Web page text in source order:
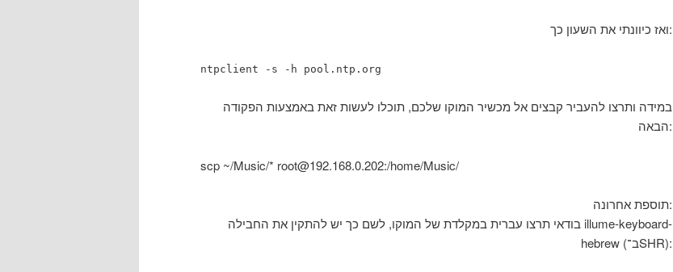
ואז כיוונתי את השעון כך:
ntpclient -s -h pool.ntp.org
במידה ותרצו להעביר קבצים אל מכשיר המוקו שלכם, תוכלו לעשות זאת באמצעות הפקודה
הבאה:
scp ~/Music/* root@192.168.0.202:/home/Music/
תוספת אחרונה:
בודאי תרצו עברית במקלדת של המוקו, לשם כך יש להתקין את החבילה illume-keyboard-
hebrew (ב־SHR):